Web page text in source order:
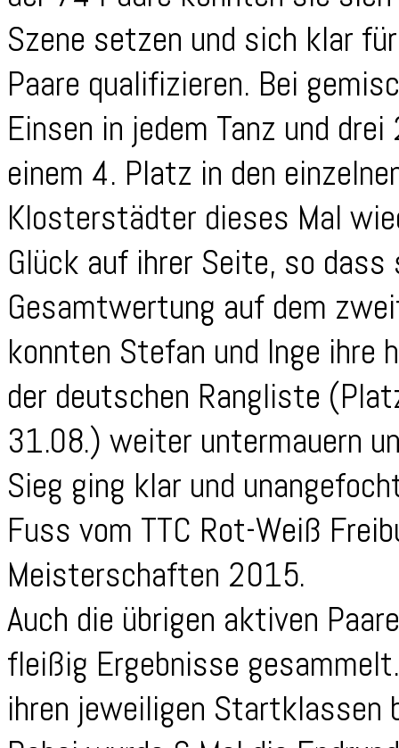
Szene setzen und sich klar
Paare qualifizieren. Bei
Einsen in jedem Tanz und
einem 4. Platz in den
Klosterstädter dieses Mal
Glück auf ihrer Seite, so
Gesamtwertung auf dem
konnten Stefan und Inge ihre
der deutschen Rangliste
31.08.) weiter untermauern
Sieg ging klar und
Fuss vom TTC Rot-Weiß
Meisterschaften 2015.
Auch die übrigen aktiven
fleißig Ergebnisse
ihren jeweiligen Startklassen